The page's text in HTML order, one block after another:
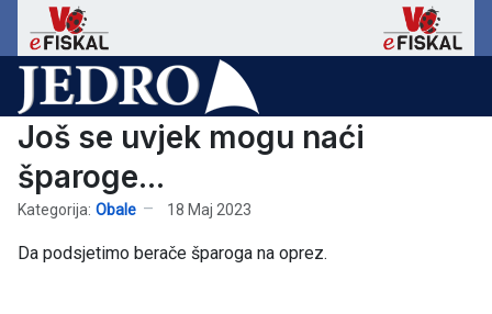
Još se uvjek mogu naći
šparoge...
Kategorija: Obale 18 Maj 2023
Da podsjetimo berače šparoga na oprez.